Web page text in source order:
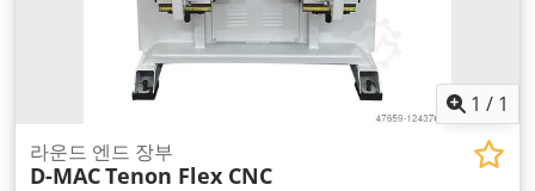
1 / 1
라운드 엔드 장부
D-MACTenon Flex CNC